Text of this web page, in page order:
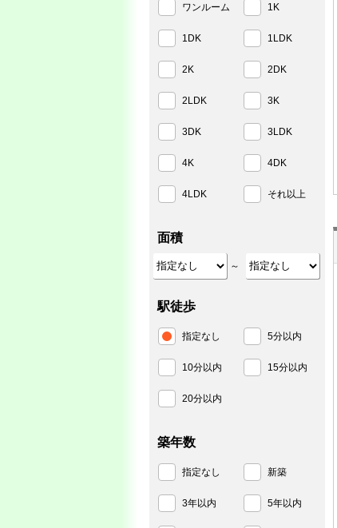
ワンルーム 1K
1DK 1LDK
2K 2DK
2LDK 3K
3DK 3LDK
4K 4DK
4LDK それ以上
面積
～
駅徒歩
指定なし 5分以内
10分以内 15分以内
20分以内
築年数
指定なし 新築
3年以内 5年以内